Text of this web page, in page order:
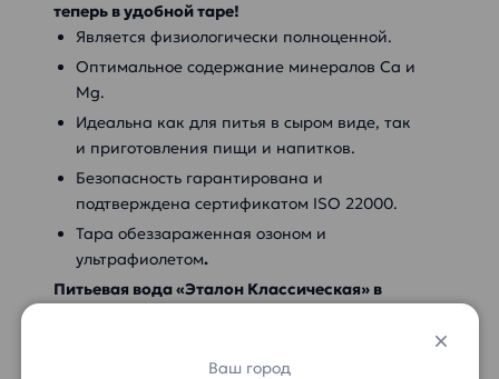
теперь в удобной таре!
Является физиологически полноценной.
Оптимальное содержание минералов Ca и
Mg.
Идеальна как для питья в сыром виде, так
и приготовления пищи и напитков.
Безопасность гарантирована и
подтверждена сертификатом ISO 22000.
Тара обеззараженная озоном и
ультрафиолетом.
Питьевая вода «Эталон Классическая» в
Оптимальный выбор для ежедневного
Ваш город